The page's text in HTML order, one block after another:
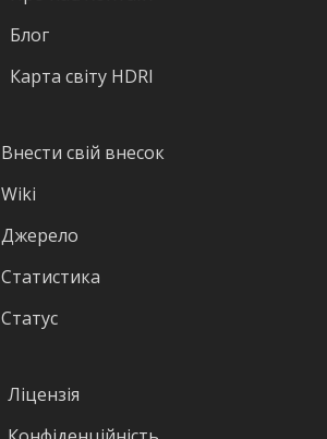
Блог
Карта світу HDRI
Внести свій внесок
Wiki
Джерело
Статистика
Статус
Ліцензія